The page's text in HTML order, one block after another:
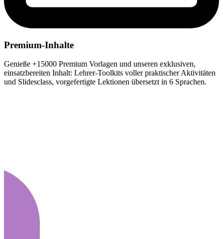
Premium-Inhalte
Genieße +15000 Premium Vorlagen und unseren exklusiven,
einsatzbereiten Inhalt: Lehrer-Toolkits voller praktischer Aktivitäten
und Slidesclass, vorgefertigte Lektionen übersetzt in 6 Sprachen.